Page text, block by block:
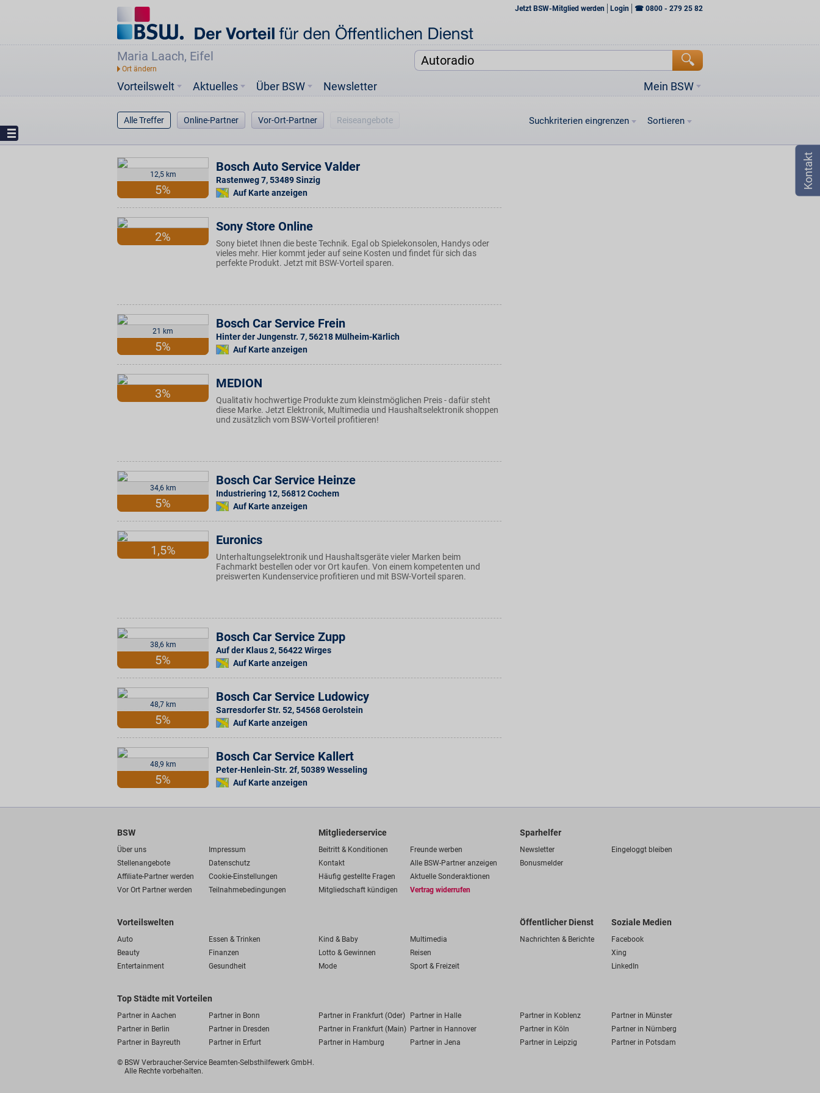
Jetzt BSW-Mitglied werden Login ☎ 0800 - 279 25 82
Maria Laach, Eifel
Vorteilswelt Mein BSW
Aktuelles Über BSW Newsletter
Alle Treffer Online-Partner Vor-Ort-Partner Reiseangebote Suchkriterien eingrenzen Sortieren
12,5 km
5%
Bosch Auto Service Valder
Rastenweg 7,53489Sinzig
Auf Karte anzeigen
2%
Sony Store Online
Sony bietet Ihnen die beste Technik. Egal ob Spielekonsolen, Handys oder
vieles mehr. Hier kommt jeder auf seine Kosten und findet für sich das
perfekte Produkt. Jetzt mit BSW-Vorteil sparen.
21 km
5%
Bosch Car Service Frein
Hinter der Jungenstr. 7,56218 Mülheim-Kärlich
Auf Karte anzeigen
3%
MEDION
Qualitativ hochwertige Produkte zum kleinstmöglichen Preis - dafür steht
diese Marke. Jetzt Elektronik, Multimedia und Haushaltselektronik shoppen
und zusätzlich vom BSW-Vorteil profitieren!
34,6 km
5%
Bosch Car Service Heinze
Industriering 12,56812Cochem
Auf Karte anzeigen
1,5%
Euronics
Unterhaltungselektronik und Haushaltsgeräte vieler Marken beim
Fachmarkt bestellen oder vor Ort kaufen. Von einem kompetenten und
preiswerten Kundenservice profitieren und mit BSW-Vorteil sparen.
38,6 km
5%
Bosch Car Service Zupp
Auf der Klaus 2,56422Wirges
Auf Karte anzeigen
48,7 km
5%
Bosch Car Service Ludowicy
Sarresdorfer Str. 52,54568Gerolstein
Auf Karte anzeigen
48,9 km
5%
Bosch Car Service Kallert
Peter-Henlein-Str. 2f,50389Wesseling
Auf Karte anzeigen
BSW
Über uns
Impressum
Stellenangebote
Datenschutz
Affiliate-Partner werden
Cookie-Einstellungen
Vor Ort Partner werden
Teilnahmebedingungen
Mitgliederservice
Beitritt & Konditionen
Freunde werben
Kontakt
Alle BSW-Partner anzeigen
Häufig gestellte Fragen
Aktuelle Sonderaktionen
Mitgliedschaft kündigen
Vertrag widerrufen
Sparhelfer
Newsletter
Eingeloggt bleiben
Bonusmelder
Vorteilswelten
Auto Essen & Trinken Kind & Baby
Multimedia
Beauty
Finanzen Lotto & Gewinnen
Reisen
Entertainment
Gesundheit Mode Sport & Freizeit
Öffentlicher Dienst
Nachrichten & Berichte
Soziale Medien
Facebook
Xing
LinkedIn
Top Städte mit Vorteilen
Partner in Aachen Partner in Bonn Partner in Frankfurt (Oder) Partner in Halle Partner in Koblenz
Partner in Münster
Partner in Berlin
Partner in Dresden Partner in Frankfurt (Main) Partner in Hannover Partner in Köln
Partner in Nürnberg
Partner in Bayreuth
Partner in Erfurt Partner in Hamburg Partner in Jena Partner in Leipzig Partner in Potsdam
© BSW Verbraucher-Service Beamten-Selbsthilfewerk GmbH.
Alle Rechte vorbehalten.